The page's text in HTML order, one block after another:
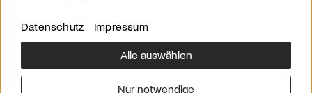
Über uns
Downloads
Werben
Impressum
Datenschutz Impressum
Alle auswählen
Nur notwendige